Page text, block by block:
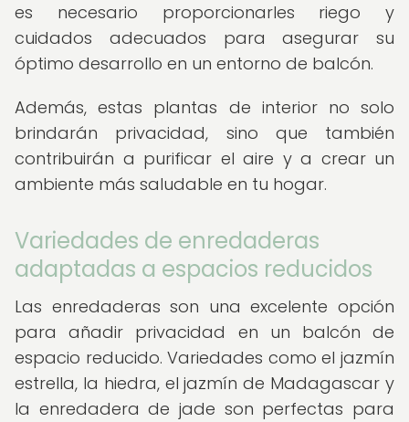
es necesario proporcionarles riego y
cuidados adecuados para asegurar su
óptimo desarrollo en un entorno de balcón.
Además, estas plantas de interior no solo
brindarán privacidad, sino que también
contribuirán a purificar el aire y a crear un
ambiente más saludable en tu hogar.
Variedades de enredaderas
adaptadas a espacios reducidos
Las enredaderas son una excelente opción
para añadir privacidad en un balcón de
espacio reducido. Variedades como el jazmín
estrella, la hiedra, el jazmín de Madagascar y
la enredadera de jade son perfectas para